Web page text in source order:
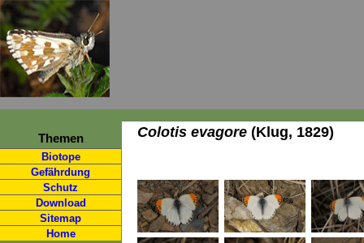
Themen
Biotope
Gefährdung
Schutz
Download
Sitemap
Home
Colotis evagore (Klug, 1829)